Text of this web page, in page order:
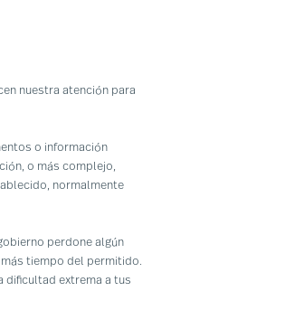
nuestra atención para
o información
o más complejo,
normalmente
perdone algún
tiempo del permitido.
dificultad extrema a tus